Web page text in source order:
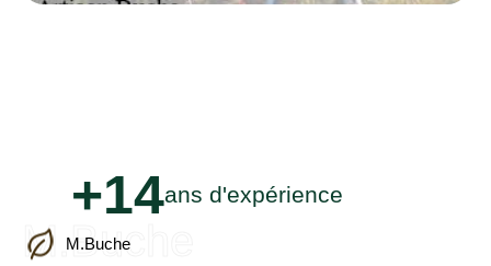
+14ans d'expérience
M.Buche
M.Buche